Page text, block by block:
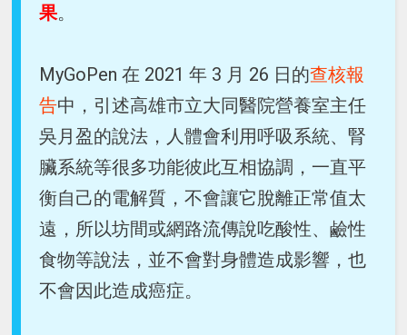
果。
MyGoPen 在 2021 年 3 月 26 日的查核報
告中，引述高雄市立大同醫院營養室主任
吳月盈的說法，人體會利用呼吸系統、腎
臟系統等很多功能彼此互相協調，一直平
衡自己的電解質，不會讓它脫離正常值太
遠，所以坊間或網路流傳說吃酸性、鹼性
食物等說法，並不會對身體造成影響，也
不會因此造成癌症。